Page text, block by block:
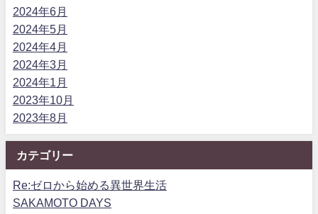
2024年6月
2024年5月
2024年4月
2024年3月
2024年1月
2023年10月
2023年8月
カテゴリー
Re:ゼロから始める異世界生活
SAKAMOTO DAYS